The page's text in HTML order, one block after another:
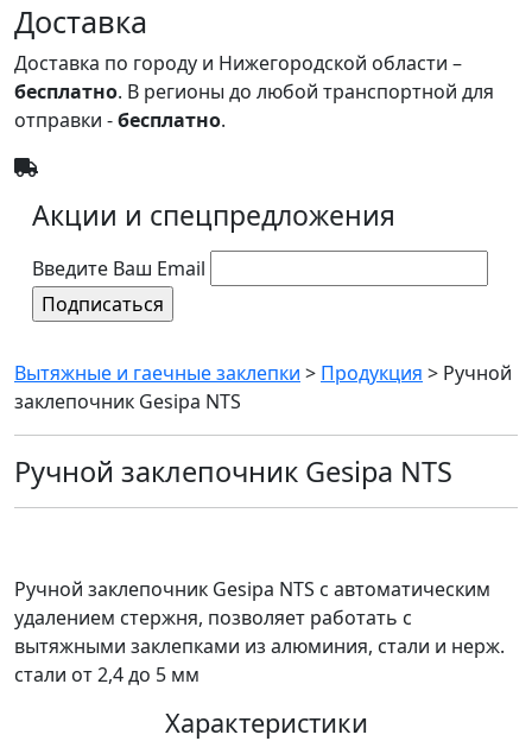
Доставка
Доставка по городу и Нижегородской области –
бесплатно. В регионы до любой транспортной для
отправки -бесплатно.
Акции и спецпредложения
Введите Ваш Email
Вытяжные и гаечные заклепки > Продукция > Ручной
заклепочник Gesipa NTS
Ручной заклепочник Gesipa NTS
Ручной заклепочник Gesipa NTS с автоматическим
удалением стержня, позволяет работать с
вытяжными заклепками из алюминия, стали и нерж.
стали от 2,4 до 5 мм
Характеристики